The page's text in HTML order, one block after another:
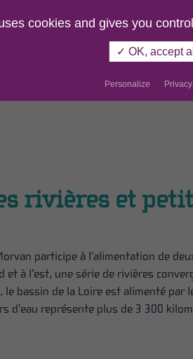
réunissant
savoir le situer
tenu de la faible densité de
d’une agriculture assez
rivières et
participe à l’alimentation de
et à l’est, une série de rivières
le bassin de la Loire est alimenté par
d’eau représente plus de 3 300
cookies and gives you
✓ OK, accept all
Personalize